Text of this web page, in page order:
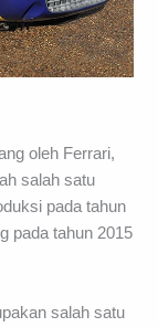
oleh Ferrari,
salah satu
pada tahun
pada tahun 2015
salah satu